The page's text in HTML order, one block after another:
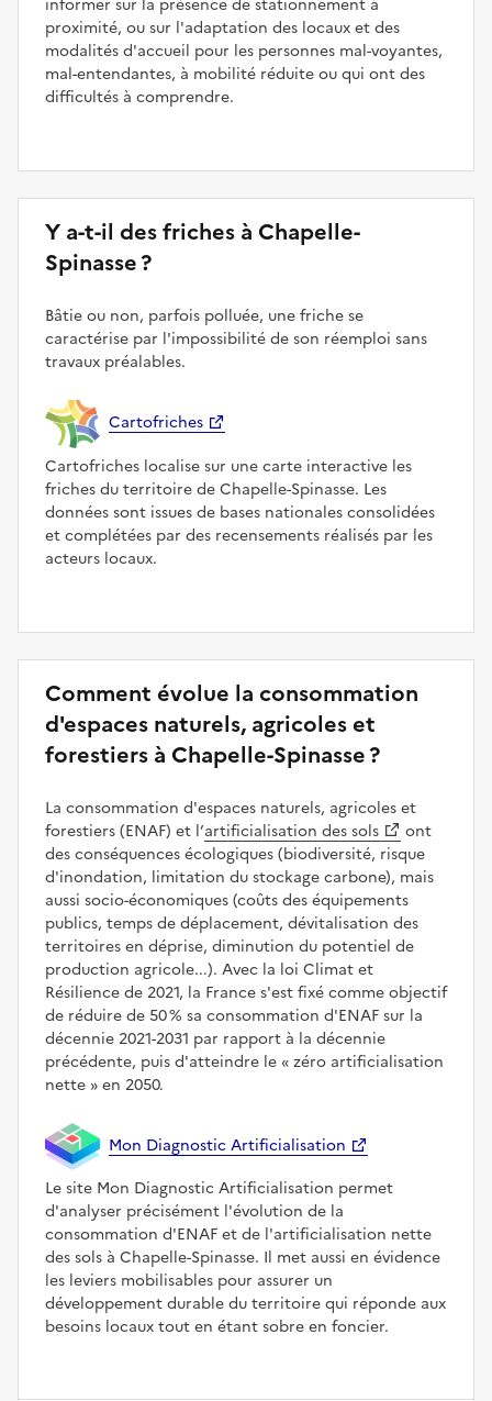
proximité, ou sur l'adaptation des locaux et des
modalités d'accueil pour les personnes mal-voyantes,
mal-entendantes, à mobilité réduite ou qui ont des
difficultés à comprendre.
Y a-t-il des friches à Chapelle-
Spinasse ?
Bâtie ou non, parfois polluée, une friche se
caractérise par l'impossibilité de son réemploi sans
travaux préalables.
Cartofriches
Cartofriches localise sur une carte interactive les
friches du territoire de Chapelle-Spinasse. Les
données sont issues de bases nationales consolidées
et complétées par des recensements réalisés par les
acteurs locaux.
Comment évolue la consommation
d'espaces naturels, agricoles et
forestiers à Chapelle-Spinasse ?
La consommation d'espaces naturels, agricoles et
forestiers (ENAF) et l’artificialisation des sols
ont
des conséquences écologiques (biodiversité, risque
d'inondation, limitation du stockage carbone), mais
aussi socio-économiques (coûts des équipements
publics, temps de déplacement, dévitalisation des
territoires en déprise, diminution du potentiel de
production agricole...). Avec la loi Climat et
Résilience de 2021, la France s'est fixé comme objectif
de réduire de 50 % sa consommation d'ENAF sur la
décennie 2021-2031 par rapport à la décennie
précédente, puis d'atteindre le
zéro artificialisation
nette
en 2050.
Mon Diagnostic Artificialisation
Le site Mon Diagnostic Artificialisation permet
d'analyser précisément l'évolution de la
consommation d'ENAF et de l'artificialisation nette
des sols à Chapelle-Spinasse. Il met aussi en évidence
les leviers mobilisables pour assurer un
développement durable du territoire qui réponde aux
besoins locaux tout en étant sobre en foncier.